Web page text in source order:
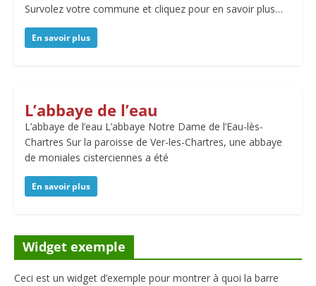
Survolez votre commune et cliquez pour en savoir plus…
En savoir plus
L’abbaye de l’eau
L’abbaye de l’eau L’abbaye Notre Dame de l’Eau-lès-
Chartres Sur la paroisse de Ver-les-Chartres, une abbaye
de moniales cisterciennes a été
En savoir plus
Widget exemple
Ceci est un widget d’exemple pour montrer à quoi la barre